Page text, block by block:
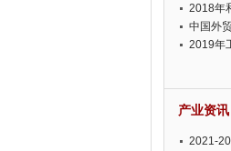
2018年
中国外
2019年
产业资讯
2021-